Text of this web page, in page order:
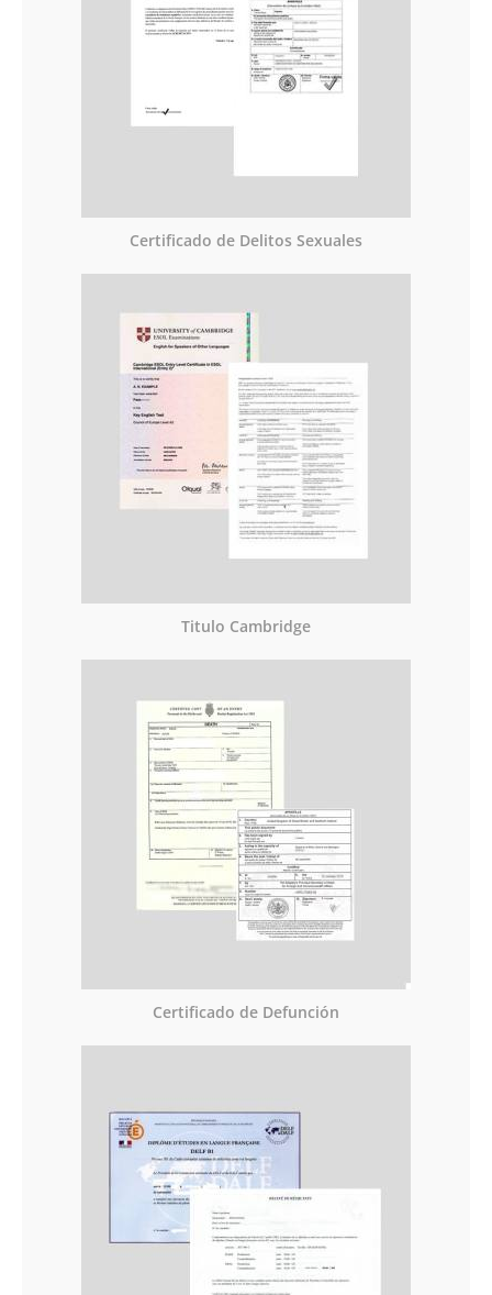
Certificado de Delitos Sexuales
Titulo Cambridge
Certificado de Defunción